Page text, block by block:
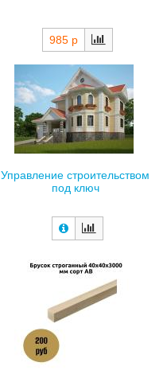
985 р
Управление строительством
под ключ